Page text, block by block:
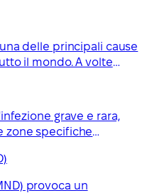
correttamente i
delle principali cause
il mondo. A volte
grave e rara,
zone specifiche
di un animale
provoca un